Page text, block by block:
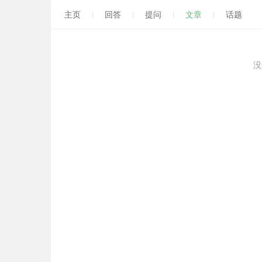
主页 回答 提问 文章 话题